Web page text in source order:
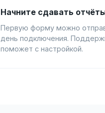
Начните сдавать
Первую форму можно
день подключения.
поможет с настройкой.